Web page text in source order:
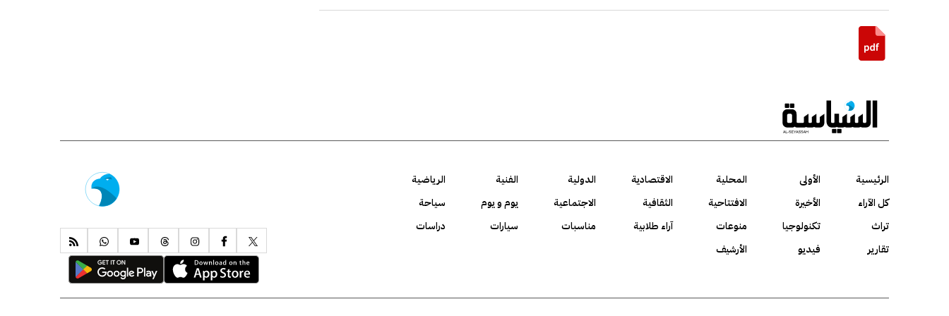
الرئيسية الأولى المحلية الاقتصادية الدولية الفنية
الرياضية
كل الآراء
الأخيرة الافتتاحية الثقافية الاجتماعية يوم و يوم
سياحة
تراث
تكنولوجيا منوعات آراء طلابية مناسبات سيارات
دراسات
تقارير
فيديو الأرشيف